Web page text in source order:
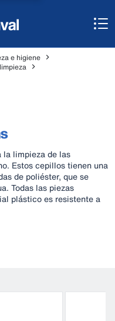
e higiene
la limpieza de las
Estos cepillos tienen una
de poliéster, que se
Todas las piezas
plástico es resistente a